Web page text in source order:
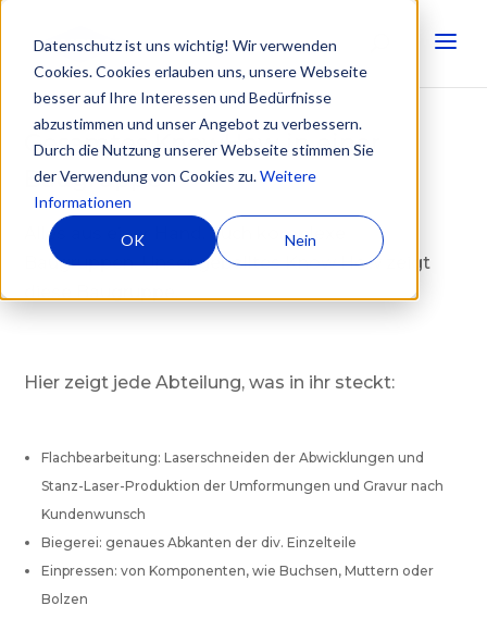
Datenschutz ist uns wichtig! Wir verwenden
Cookies. Cookies erlauben uns, unsere Webseite
besser auf Ihre Interessen und Bedürfnisse
abzustimmen und unser Angebot zu verbessern.
Durch die Nutzung unserer Webseite stimmen Sie
der Verwendung von Cookies zu.Weitere
Informationen
OK Nein
Gesamtes KnowHow in einer
Baugruppe
Alles aus einer Hand, auch komplexe
Baugruppen. Unser geballtesKnow How
zeigt
Hier zeigt jede Abteilung, was in ihr steckt:
Flachbearbeitung: Laserschneiden der Abwicklungen und
Stanz-Laser-Produktion der Umformungen und Gravur nach
Kundenwunsch
Biegerei: genaues Abkanten der div. Einzelteile
Einpressen: von Komponenten, wie Buchsen, Muttern oder
Bolzen